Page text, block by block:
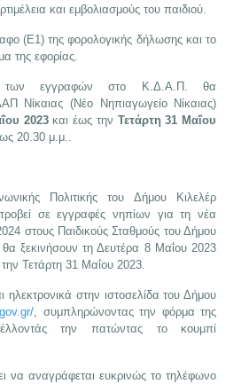
και εμβολιασμούς του παιδιού.
(Ε1) της φορολογικής δήλωσης και το
της εφορίας.
των εγγραφών στο Κ.Δ.Α.Π. θα
Νίκαιας (Νέο Νηπιαγωγείο Νίκαιας)
2023και έως την Τετάρτη 31 Μαΐου
20.30 μ.μ..
Πολιτικής του Δήμου Κιλελέρ
σε εγγραφές νηπίων για τη νέα
στους Παιδικούς Σταθμούς του Δήμου
ξεκινήσουν τη Δευτέρα 8 Μαΐου 2023
Τετάρτη 31 Μαΐου 2023.
ηλεκτρονικά στην ιστοσελίδα του Δήμου
, συμπληρώνοντας την φόρμα της
την πατώντας το κουμπί
να αναγράφεται ευκρινώς το τηλέφωνο